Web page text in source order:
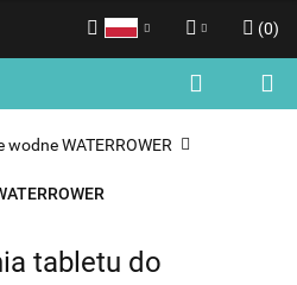
Zaloguj się
Zgody cookies
(0)
wodne WATERROWER
tabletu do